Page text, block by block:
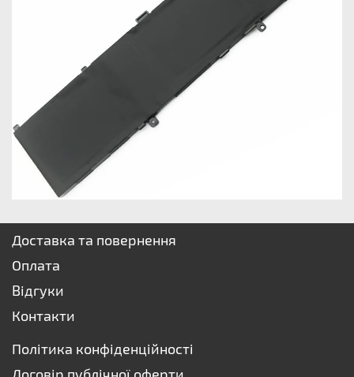
Доставка та повернення
Оплата
Відгуки
Контакти
Політика конфіденційності
Договір публічної оферти